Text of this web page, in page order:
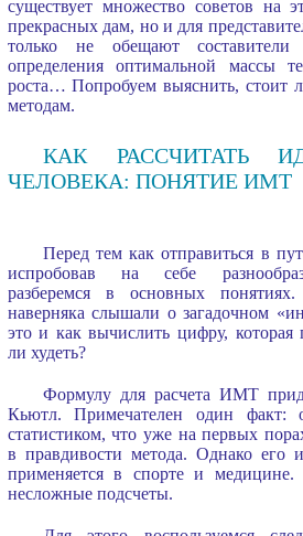
существует множество советов на
прекрасных дам, но и для
только не обещают составители
определения оптимальной массы
роста… Попробуем выяснить, стоит
методам.
КАК РАССЧИТАТЬ
ЧЕЛОВЕКА: ПОНЯТИЕ ИМТ
Перед тем как отправиться в
испробовав на себе
разберемся в основных
наверняка слышали о загадочном
это и как вычислить цифру,
ли худеть?
Формулу для расчета ИМТ
Кьютл. Примечателен один
статистиком, что уже на первых
в правдивости метода. Однако его
применяется в спорте и медицине.
несложные подсчеты.